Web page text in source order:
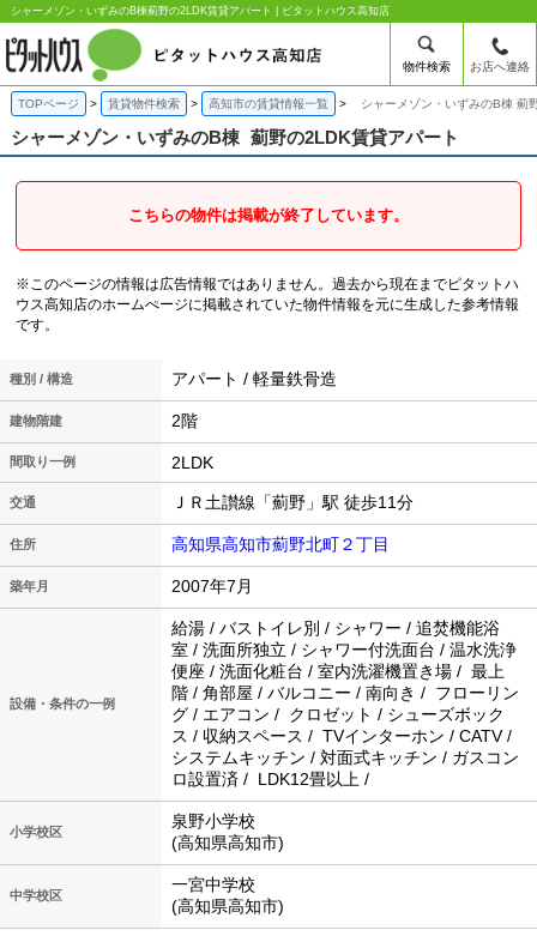
シャーメゾン・いずみのB棟薊野の2LDK賃貸アパート | ピタットハウス高知店
物件検索 お店へ連絡
TOPページ 賃貸物件検索 高知市の賃貸情報一覧 シャーメゾン・いずみのB棟 薊
シャーメゾン・いずみのB棟 薊野の2LDK賃貸アパート
こちらの物件は掲載が終了しています。
※このページの情報は広告情報ではありません。過去から現在までピタットハ
ウス高知店のホームぺージに掲載されていた物件情報を元に生成した参考情報
です。
種別 / 構造 アパート / 軽量鉄骨造
建物階建 2階
間取り一例 2LDK
交通 ＪＲ土讃線「薊野」駅 徒歩11分
住所 高知県高知市薊野北町２丁目
築年月 2007年7月
設備・条件の一例
給湯 / バストイレ別 / シャワー / 追焚機能浴
室 / 洗面所独立 / シャワー付洗面台 / 温水洗浄
便座 / 洗面化粧台 / 室内洗濯機置き場 / 最上
階 / 角部屋 / バルコニー / 南向き / フローリン
グ / エアコン / クロゼット / シューズボック
ス / 収納スペース / TVインターホン / CATV /
システムキッチン / 対面式キッチン / ガスコン
ロ設置済 / LDK12畳以上 /
小学校区
泉野小学校
(高知県高知市)
中学校区
一宮中学校
(高知県高知市)